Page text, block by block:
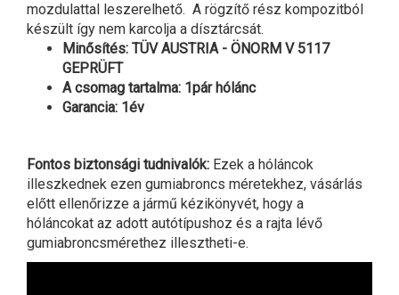
mozdulattal leszerelhető. A rögzítő rész kompozitból
készült így nem karcolja a dísztárcsát.
Minősítés: TÜV AUSTRIA - ÖNORM V 5117
GEPRÜFT
A csomag tartalma: 1pár hólánc
Garancia: 1év
Fontos biztonsági tudnivalók: Ezek a hóláncok
illeszkednek ezen gumiabroncs méretekhez, vásárlás
előtt ellenőrizze a jármű kézikönyvét, hogy a
hóláncokat az adott autótípushoz és a rajta lévő
gumiabroncsmérethez illesztheti-e.